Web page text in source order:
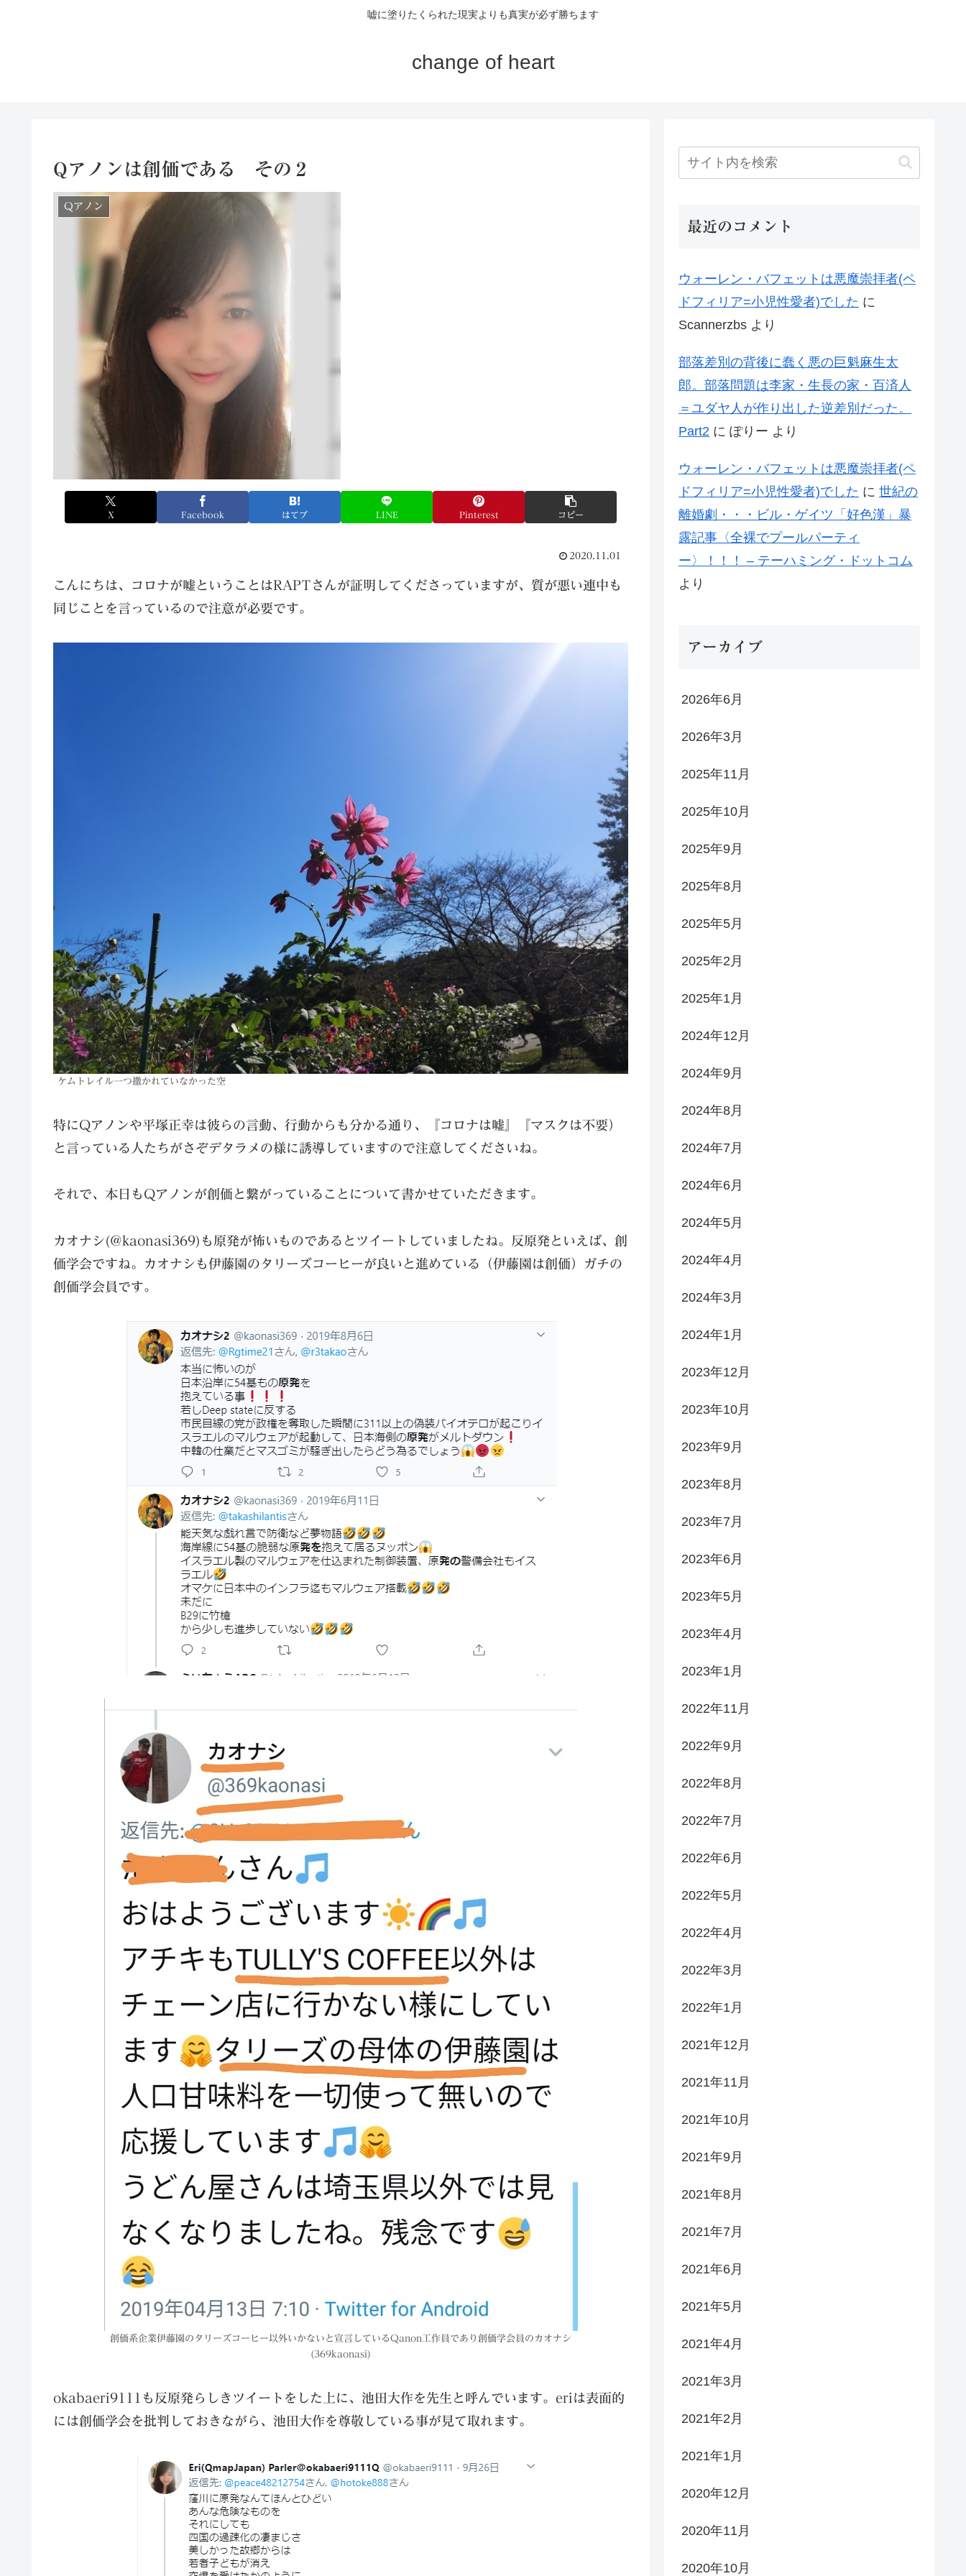
嘘に塗りたくられた現実よりも真実が必ず勝ちます
change of heart
Qアノンは創価である その２
Qアノン
X Facebook はてブ LINE Pinterest コピー
2020.11.01
こんにちは、コロナが嘘ということはRAPTさんが証明してくださっていますが、質が悪い連中も
同じことを言っているので注意が必要です。
ケムトレイル一つ撒かれていなかった空
特にQアノンや平塚正幸は彼らの言動、行動からも分かる通り、『コロナは嘘』『マスクは不要）
と言っている人たちがさぞデタラメの様に誘導していますので注意してくださいね。
それで、本日もQアノンが創価と繋がっていることについて書かせていただきます。
カオナシ(@kaonasi369)も原発が怖いものであるとツイートしていましたね。反原発といえば、創
価学会ですね。カオナシも伊藤園のタリーズコーヒーが良いと進めている（伊藤園は創価）ガチの
創価学会員です。
創価系企業伊藤園のタリーズコーヒー以外いかないと宣言しているQanon工作員であり創価学会員のカオナシ
(369kaonasi)
okabaeri9111も反原発らしきツイートをした上に、池田大作を先生と呼んでいます。eriは表面的
には創価学会を批判しておきながら、池田大作を尊敬している事が見て取れます。
最近のコメント
ウォーレン・バフェットは悪魔崇拝者(ペ
ドフィリア=小児性愛者)でした に
Scannerzbs より
部落差別の背後に蠢く悪の巨魁麻生太
郎。部落問題は李家・生長の家・百済人
＝ユダヤ人が作り出した逆差別だった。
Part2 に ぽりー より
ウォーレン・バフェットは悪魔崇拝者(ペ
ドフィリア=小児性愛者)でした に 世紀の
離婚劇・・・ビル・ゲイツ「好色漢」暴
露記事〈全裸でプールパーティ
ー〉！！！ – テーハミング・ドットコム
より
アーカイブ
2026年6月
2026年3月
2025年11月
2025年10月
2025年9月
2025年8月
2025年5月
2025年2月
2025年1月
2024年12月
2024年9月
2024年8月
2024年7月
2024年6月
2024年5月
2024年4月
2024年3月
2024年1月
2023年12月
2023年10月
2023年9月
2023年8月
2023年7月
2023年6月
2023年5月
2023年4月
2023年1月
2022年11月
2022年9月
2022年8月
2022年7月
2022年6月
2022年5月
2022年4月
2022年3月
2022年1月
2021年12月
2021年11月
2021年10月
2021年9月
2021年8月
2021年7月
2021年6月
2021年5月
2021年4月
2021年3月
2021年2月
2021年1月
2020年12月
2020年11月
2020年10月